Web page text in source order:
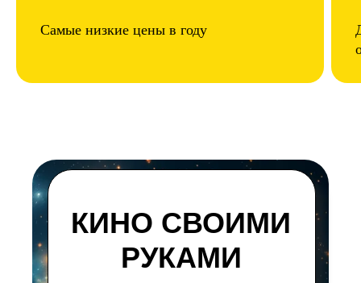
Самые низкие цены в году
КИНО СВОИМИ
РУКАМИ